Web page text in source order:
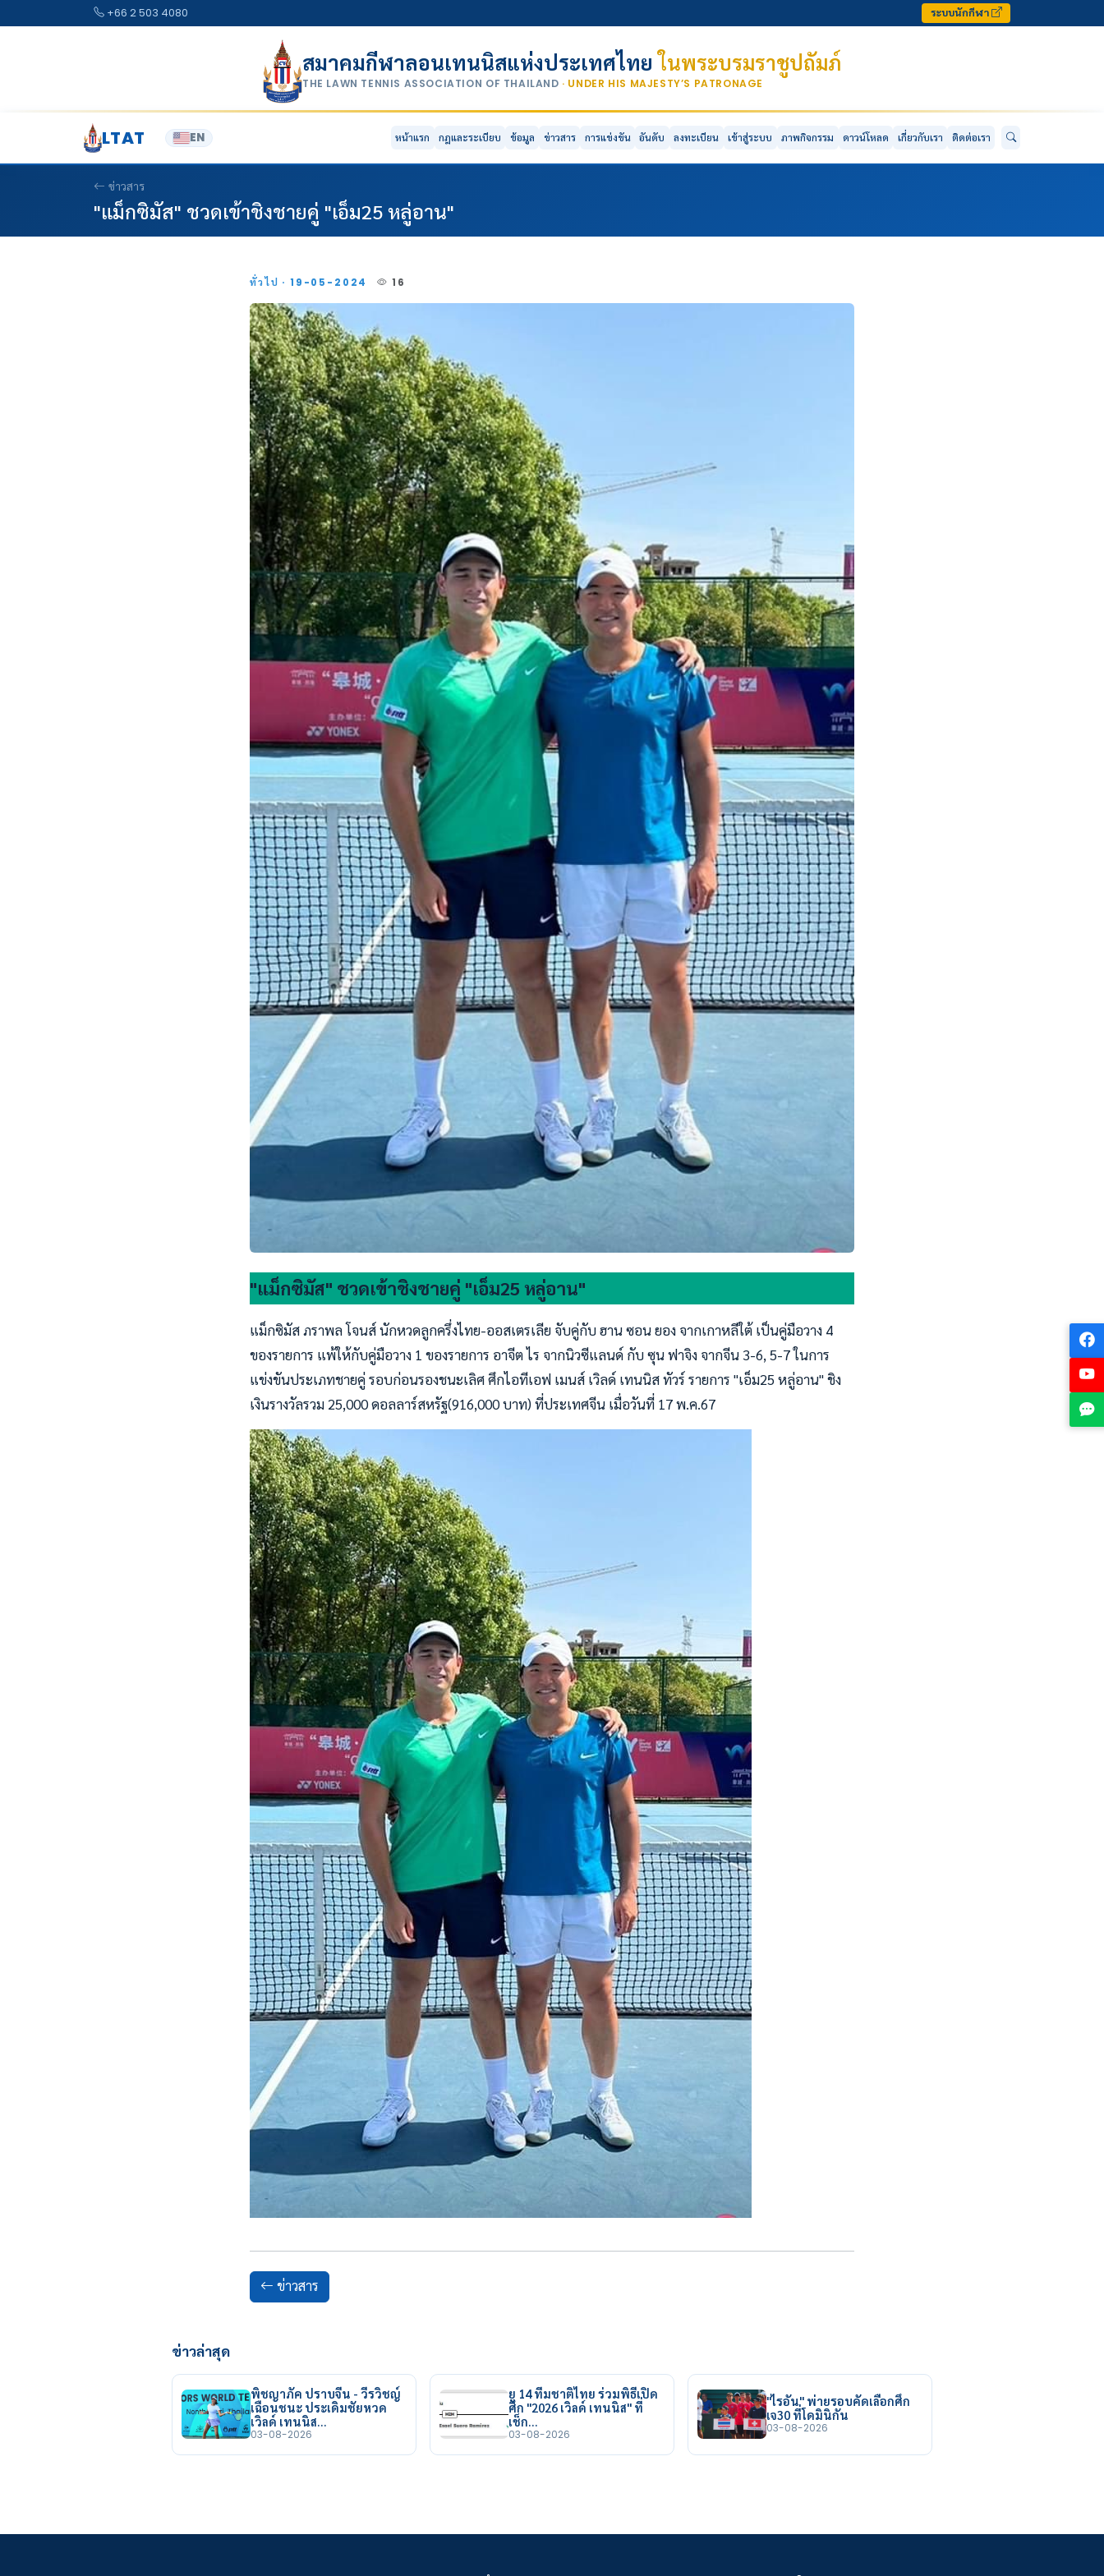
+66 2 503 4080 ระบบนักกีฬา
สมาคมกีฬาลอนเทนนิสแห่งประเทศไทยในพระบรมราชูปถัมภ์
THE LAWN TENNIS ASSOCIATION OF THAILAND · UNDER HIS MAJESTY’S PATRONAGE
LTAT EN หน้าแรก กฎและระเบียบ ข้อมูล ข่าวสาร การแข่งขัน อันดับ ลงทะเบียน เข้าสู่ระบบ ภาพกิจกรรม ดาวน์โหลด เกี่ยวกับเรา ติดต่อเรา
ข่าวสาร
"แม็กซิมัส" ชวดเข้าชิงชายคู่ "เอ็ม25 หลู่อาน"
ทั่วไป · 19-05-2024 16
"แม็กซิมัส" ชวดเข้าชิงชายคู่ "เอ็ม25 หลู่อาน"
แม็กซิมัส ภราพล โจนส์ นักหวดลูกครึ่งไทย-ออสเตรเลีย จับคู่กับ ฮาน ซอน ยอง จากเกาหลีใต้ เป็นคู่มือวาง 4
ของรายการ แพ้ให้กับคู่มือวาง 1 ของรายการ อาจีต ไร จากนิวซีแลนด์ กับ ซุน ฟาจิง จากจีน 3-6, 5-7 ในการ
แข่งขันประเภทชายคู่ รอบก่อนรองชนะเลิศ ศึกไอทีเอฟ เมนส์ เวิลด์ เทนนิส ทัวร์ รายการ "เอ็ม25 หลู่อาน" ชิง
เงินรางวัลรวม 25,000 ดอลลาร์สหรัฐ(916,000 บาท) ที่ประเทศจีน เมื่อวันที่ 17 พ.ค.67
ข่าวสาร
ข่าวล่าสุด
พิชญาภัค ปราบจีน - วีรวิชญ์
เฉือนชนะ ประเดิมชัยหวด
เวิลด์ เทนนิส…
03-08-2026
ยู 14 ทีมชาติไทย ร่วมพิธีเปิด
ศึก "2026 เวิลด์ เทนนิส" ที่
เช็ก…
03-08-2026
"ไรอัน" พ่ายรอบคัดเลือกศึก
เจ30 ที่โดมินิกัน
03-08-2026